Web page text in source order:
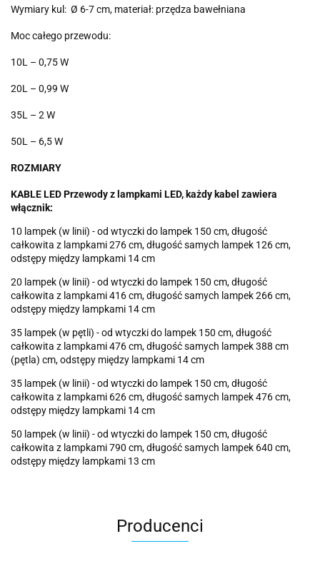
Wymiary kul: Ø 6-7 cm, materiał: przędza bawełniana
Moc całego przewodu:
10L – 0,75 W
20L – 0,99 W
35L – 2 W
50L – 6,5 W
ROZMIARY
KABLE LED Przewody z lampkami LED, każdy kabel zawiera
włącznik:
10 lampek (w linii) - od wtyczki do lampek 150 cm, długość
całkowita z lampkami 276 cm, długość samych lampek 126 cm,
odstępy między lampkami 14 cm
20 lampek (w linii) - od wtyczki do lampek 150 cm, długość
całkowita z lampkami 416 cm, długość samych lampek 266 cm,
odstępy między lampkami 14 cm
35 lampek (w pętli) - od wtyczki do lampek 150 cm, długość
całkowita z lampkami 476 cm, długość samych lampek 388 cm
(pętla) cm, odstępy między lampkami 14 cm
35 lampek (w linii) - od wtyczki do lampek 150 cm, długość
całkowita z lampkami 626 cm, długość samych lampek 476 cm,
odstępy między lampkami 14 cm
50 lampek (w linii) - od wtyczki do lampek 150 cm, długość
całkowita z lampkami 790 cm, długość samych lampek 640 cm,
odstępy między lampkami 13 cm
Producenci